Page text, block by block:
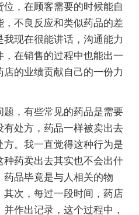
，在顾客需要的时候能自
不良反应和类似药品的差
现在很能讲话，沟通能力
在销售的过程中也能出一
的业绩贡献自己的一份力
，有些常见的药品是需要
处方，药品一样被卖出去
。我一直觉得这种行为是
药卖出去其实也不会出什
品毕竟是与人相关的物
次，每过一段时间，药店
作出记录，这个过程中，